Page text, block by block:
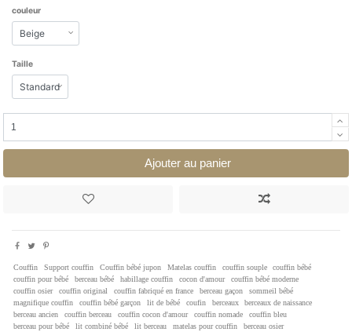
couleur
Taille
Ajouter au panier
Couffin Support couffin Couffin bébé jupon Matelas couffin couffin souple
couffin bébé
couffin pour bébé
berceau bébé habillage couffin cocon d'amour
couffin bébé moderne
couffin osier
couffin original couffin fabriqué en france berceau gaçon
sommeil bébé
magnifique couffin
couffin bébé garçon lit de bébé coufin berceaux
berceaux de naissance
berceau ancien
couffin berceau couffin cocon d'amour couffin nomade
couffin bleu
berceau pour bébé
lit combiné bébé lit berceau matelas pour couffin
berceau osier